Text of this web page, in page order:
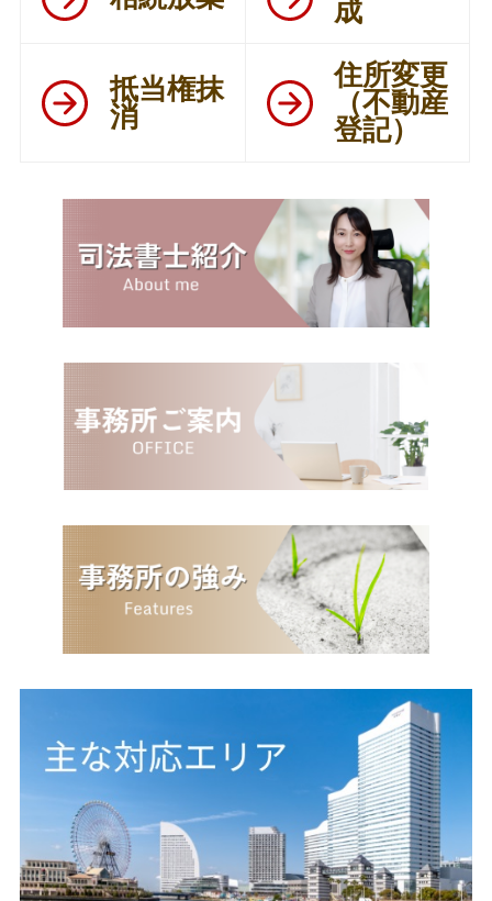
成
抵当権抹
消
住所変更
（不動産
登記）